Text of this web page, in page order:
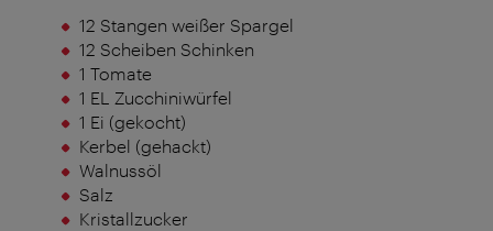
12 Stangen weißer Spargel
12 Scheiben Schinken
1 Tomate
1 EL Zucchiniwürfel
1 Ei (gekocht)
Kerbel (gehackt)
Walnussöl
Salz
Kristallzucker